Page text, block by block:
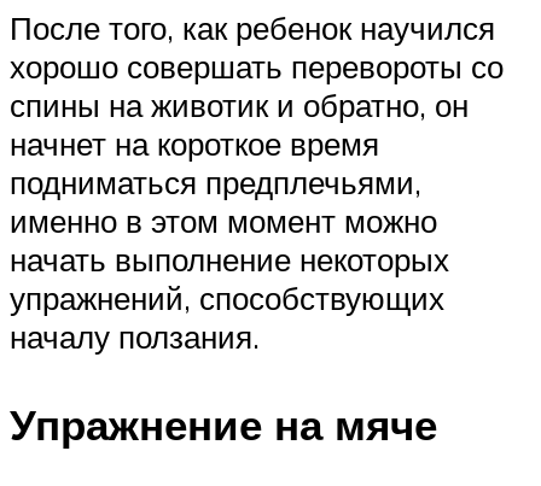
После того, как ребенок научился
хорошо совершать перевороты со
спины на животик и обратно, он
начнет на короткое время
подниматься предплечьями,
именно в этом момент можно
начать выполнение некоторых
упражнений, способствующих
началу ползания.
Упражнение на мяче